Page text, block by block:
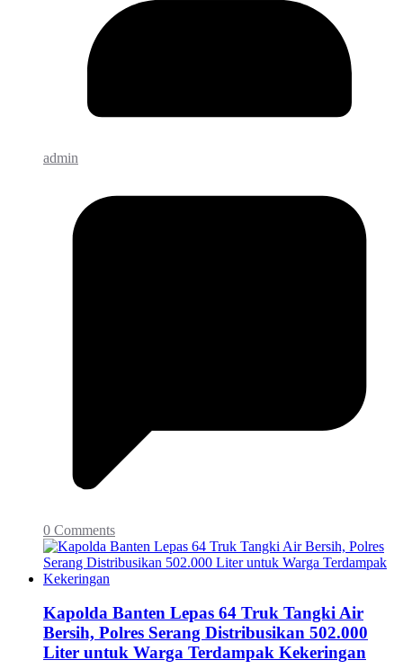
admin
0 Comments
Kapolda Banten Lepas 64 Truk Tangki Air
Bersih, Polres Serang Distribusikan 502.000
Liter untuk Warga Terdampak Kekeringan